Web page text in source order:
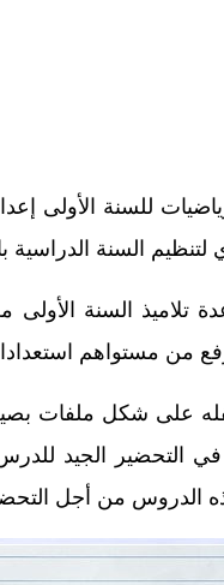
للسنة الأولى
السنة الدراسية
السنة الأولى
من مستواهم
التحضير الجيد
الدروس من أجل